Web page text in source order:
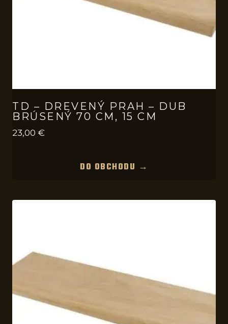
TD – DREVENÝ PRAH – DUB
BRÚSENÝ 70 CM, 15 CM
23,00 €
DO OBCHODU →